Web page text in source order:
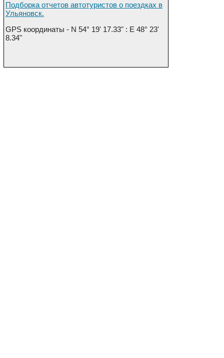
Подборка отчетов автотуристов о поездках в
Ульяновск.
GPS координаты - N 54° 19' 17.33" : Е 48° 23'
8.34"